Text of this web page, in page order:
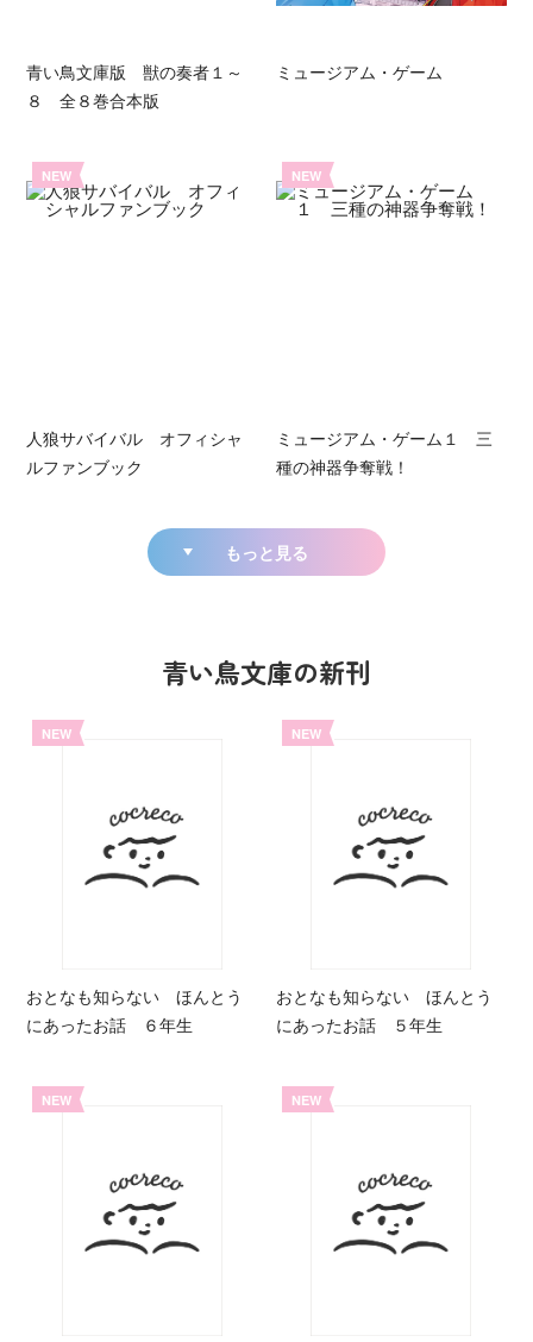
青い鳥文庫版 獣の奏者１～
８ 全８巻合本版
ミュージアム・ゲーム
NEW
人狼サバイバル オフィシャ
ルファンブック
NEW
ミュージアム・ゲーム１ 三
種の神器争奪戦！
もっと見る
青い鳥文庫の新刊
NEW
おとなも知らない ほんとう
にあったお話 ６年生
NEW
おとなも知らない ほんとう
にあったお話 ５年生
NEW NEW